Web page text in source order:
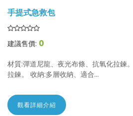
手提式急救包
建議售價: 0
材質:彈道尼龍、夜光布條、抗氧化拉鍊
拉鍊。 收納:多層收納、適合...
觀看詳細介紹